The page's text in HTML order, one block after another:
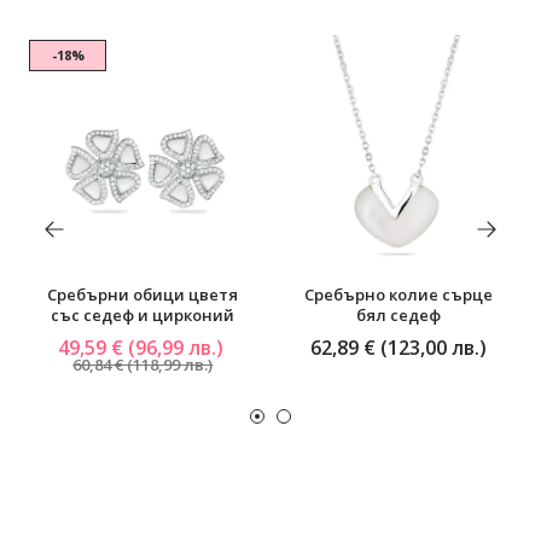
-18%
Сребърни обици цветя
със седеф и цирконий
49,59 € (96,99 лв.)
60,84 € (118,99 лв.)
Сребърно колие сърце
бял седеф
62,89 € (123,00 лв.)